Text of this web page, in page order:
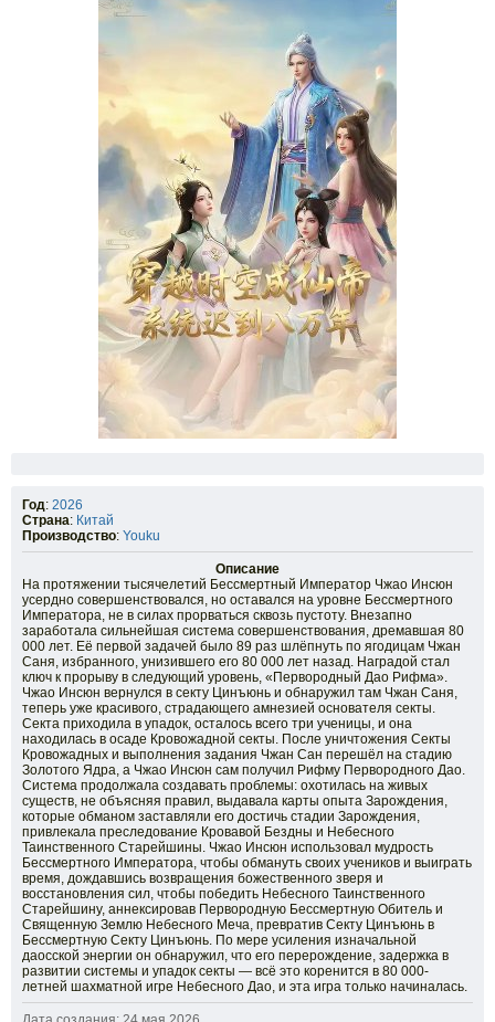
Год: 2026
Страна: Китай
Производство: Youku
Описание
На протяжении тысячелетий Бессмертный Император Чжао Инсюн
усердно совершенствовался, но оставался на уровне Бессмертного
Императора, не в силах прорваться сквозь пустоту. Внезапно
заработала сильнейшая система совершенствования, дремавшая 80
000 лет. Её первой задачей было 89 раз шлёпнуть по ягодицам Чжан
Саня, избранного, унизившего его 80 000 лет назад. Наградой стал
ключ к прорыву в следующий уровень, «Первородный Дао Рифма».
Чжао Инсюн вернулся в секту Цинъюнь и обнаружил там Чжан Саня,
теперь уже красивого, страдающего амнезией основателя секты.
Секта приходила в упадок, осталось всего три ученицы, и она
находилась в осаде Кровожадной секты. После уничтожения Секты
Кровожадных и выполнения задания Чжан Сан перешёл на стадию
Золотого Ядра, а Чжао Инсюн сам получил Рифму Первородного Дао.
Система продолжала создавать проблемы: охотилась на живых
существ, не объясняя правил, выдавала карты опыта Зарождения,
которые обманом заставляли его достичь стадии Зарождения,
привлекала преследование Кровавой Бездны и Небесного
Таинственного Старейшины. Чжао Инсюн использовал мудрость
Бессмертного Императора, чтобы обмануть своих учеников и выиграть
время, дождавшись возвращения божественного зверя и
восстановления сил, чтобы победить Небесного Таинственного
Старейшину, аннексировав Первородную Бессмертную Обитель и
Священную Землю Небесного Меча, превратив Секту Цинъюнь в
Бессмертную Секту Цинъюнь. По мере усиления изначальной
даосской энергии он обнаружил, что его перерождение, задержка в
развитии системы и упадок секты — всё это коренится в 80 000-
летней шахматной игре Небесного Дао, и эта игра только начиналась.